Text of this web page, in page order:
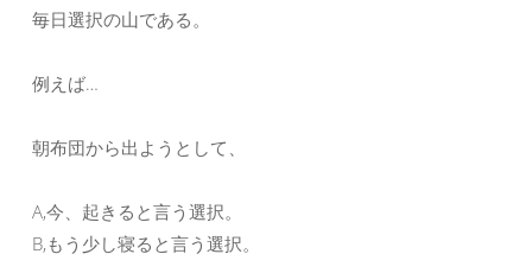
毎日選択の山である。
例えば…
朝布団から出ようとして、
A,今、起きると言う選択。
B,もう少し寝ると言う選択。